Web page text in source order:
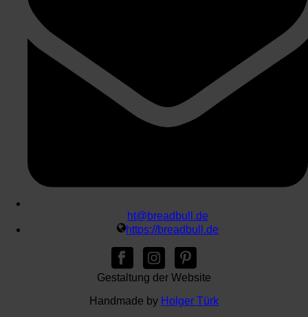
ht@breadbull.de
https://breadbull.de
Gestaltung der Website
Handmade by Holger Türk